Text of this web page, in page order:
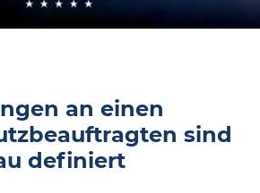
an einen
sind
definiert